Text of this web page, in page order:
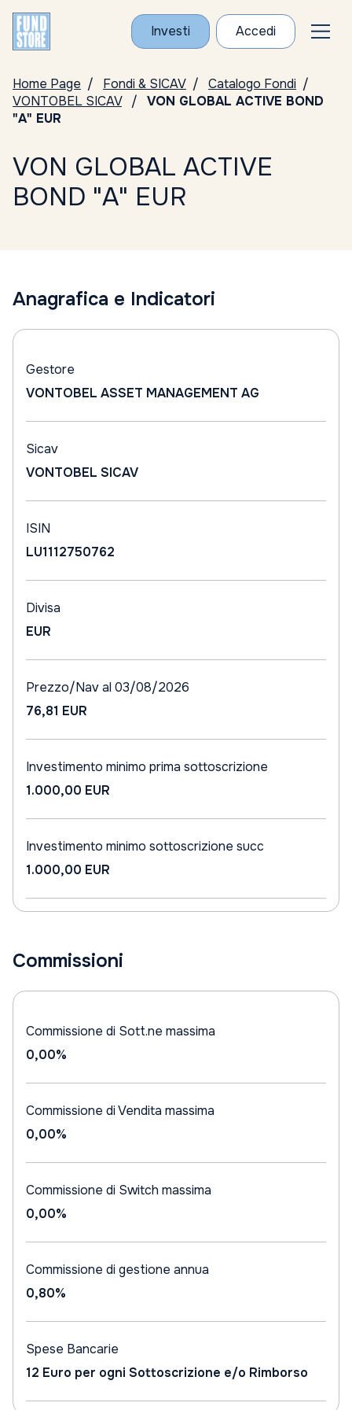
Investi Accedi
Home Page Fondi & SICAV
Catalogo Fondi
VONTOBEL SICAV
VON GLOBAL ACTIVE BOND
"A" EUR
VON GLOBAL ACTIVE
BOND "A" EUR
Anagrafica e Indicatori
Gestore
VONTOBEL ASSET MANAGEMENT AG
Sicav
VONTOBEL SICAV
ISIN
LU1112750762
Divisa
EUR
Prezzo/Nav al 03/08/2026
76,81 EUR
Investimento minimo prima sottoscrizione
1.000,00 EUR
Investimento minimo sottoscrizione succ
1.000,00 EUR
Commissioni
Commissione di Sott.ne massima
0,00%
Commissione di Vendita massima
0,00%
Commissione di Switch massima
0,00%
Commissione di gestione annua
0,80%
Spese Bancarie
12 Euro per ogni Sottoscrizione e/o Rimborso